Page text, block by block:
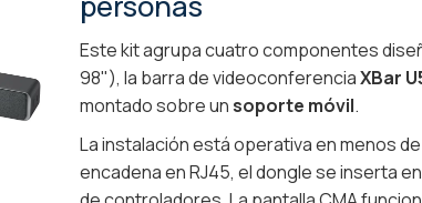
Este kit agrupa cuatro componentes
98"), la barra de videoconferenciaXBar
montado sobre unsoporte móvil.
La instalación está operativa en menos
encadena en RJ45, el dongle se inserta